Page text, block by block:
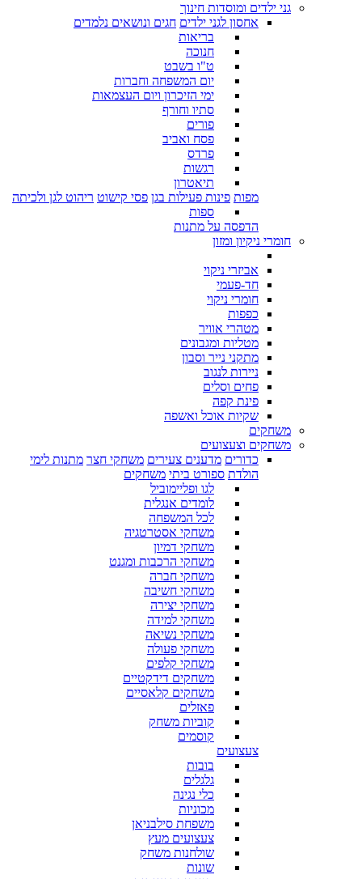
גני ילדים ומוסדות חינוך
אחסון לגני ילדים חגים ונושאים נלמדים
בריאות
חנוכה
ט"ו בשבט
יום המשפחה וחברות
ימי הזיכרון ויום העצמאות
סתיו וחורף
פורים
פסח ואביב
פרדס
רגשות
תיאטרון
מפות פינות פעילות בגן פסי קישוט ריהוט לגן ולכיתה
ספות
הדפסה על מתנות
חומרי ניקיון ומזון
אביזרי ניקוי
חד-פעמי
חומרי ניקוי
כפפות
מטהרי אוויר
מטליות ומגבונים
מתקני נייר וסבון
ניירות לנגוב
פחים וסלים
פינת קפה
שקיות אוכל ואשפה
משחקים
משחקים וצעצועים
כדורים מדענים צעירים משחקי חצר מתנות לימי
הולדת ספורט ביתי משחקים
לגו ופליימוביל
לומדים אנגלית
לכל המשפחה
משחקי אסטרטגיה
משחקי דמיון
משחקי הרכבות ומגנט
משחקי חברה
משחקי חשיבה
משחקי יצירה
משחקי למידה
משחקי נשיאה
משחקי פעולה
משחקי קלפים
משחקים דידקטיים
משחקים קלאסיים
פאזלים
קוביות משחק
קוסמים
צעצועים
בובות
גלגלים
כלי נגינה
מכוניות
משפחת סילבניאן
צעצועים מעץ
שולחנות משחק
שונות